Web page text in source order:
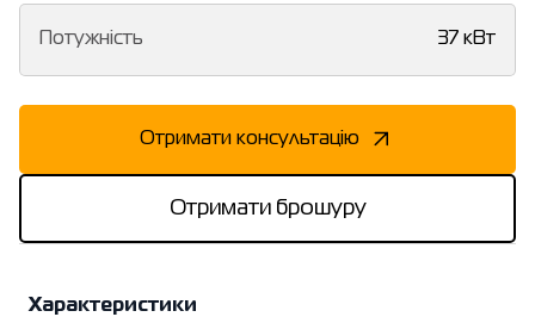
Потужність 37 кВт
Отримати консультацію
Отримати брошуру
Характеристики